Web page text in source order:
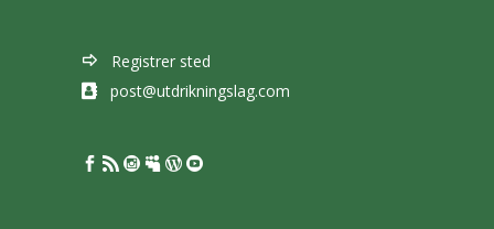
Registrer sted
post@utdrikningslag.com